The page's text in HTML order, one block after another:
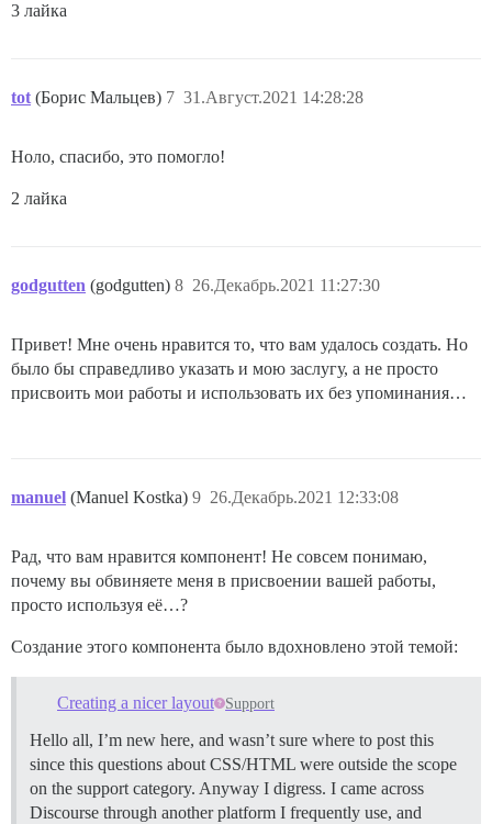
3 лайка
tot (Борис Мальцев) 31.Август.2021 14:28:28
7
Ноло, спасибо, это помогло!
2 лайка
godgutten (godgutten) 26.Декабрь.2021 11:27:30
8
Привет! Мне очень нравится то, что вам удалось создать. Но
было бы справедливо указать и мою заслугу, а не просто
присвоить мои работы и использовать их без упоминания…
manuel (Manuel Kostka) 26.Декабрь.2021 12:33:08
9
Рад, что вам нравится компонент! Не совсем понимаю,
почему вы обвиняете меня в присвоении вашей работы,
просто используя её…?
Создание этого компонента было вдохновлено этой темой:
Creating a nicer layout Support
Hello all, I’m new here, and wasn’t sure where to post this
since this questions about CSS/HTML were outside the scope
on the support category. Anyway I digress. I came across
Discourse through another platform I frequently use, and